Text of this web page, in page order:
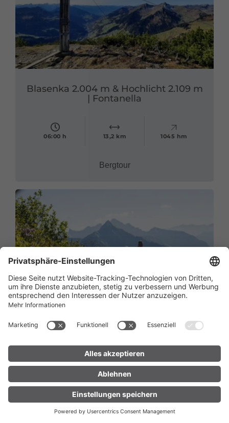
UNTERKUNFT
FINDEN
LIVE
Blasenka 2.004 m & Hochlicht 2.109 m
| Fontanella
06:00 h 13,2 km 1045 hm
Bergtour
Blumen-Wanderlehrpfad | Faschina
00:45 h 1,22 km 290 hm
Themenweg